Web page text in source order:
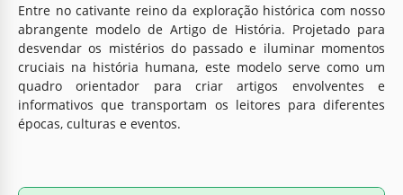
Entre no cativante reino da exploração histórica com nosso
abrangente modelo de Artigo de História. Projetado para
desvendar os mistérios do passado e iluminar momentos
cruciais na história humana, este modelo serve como um
quadro orientador para criar artigos envolventes e
informativos que transportam os leitores para diferentes
épocas, culturas e eventos.